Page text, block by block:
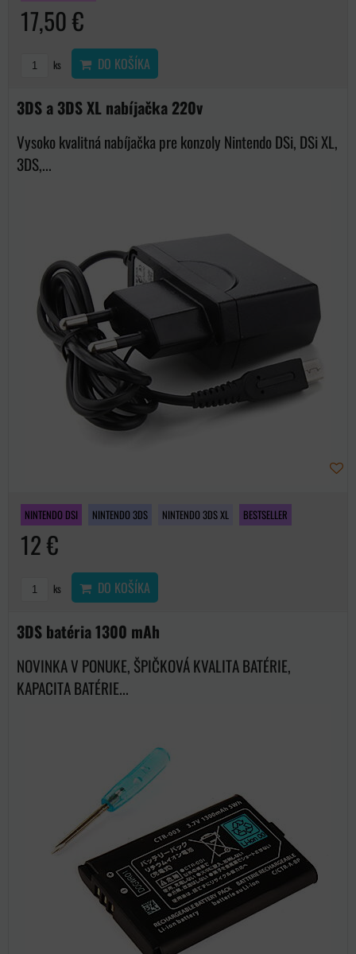
17,50 €
ks DO KOŠÍKA
3DS a 3DS XL nabíjačka 220v
Vysoko kvalitná nabíjačka pre konzoly Nintendo DSi, DSi XL,
3DS,...
NINTENDO DSI NINTENDO 3DS NINTENDO 3DS XL BESTSELLER
12 €
ks DO KOŠÍKA
3DS batéria 1300 mAh
NOVINKA V PONUKE, ŠPIČKOVÁ KVALITA BATÉRIE,
KAPACITA BATÉRIE...